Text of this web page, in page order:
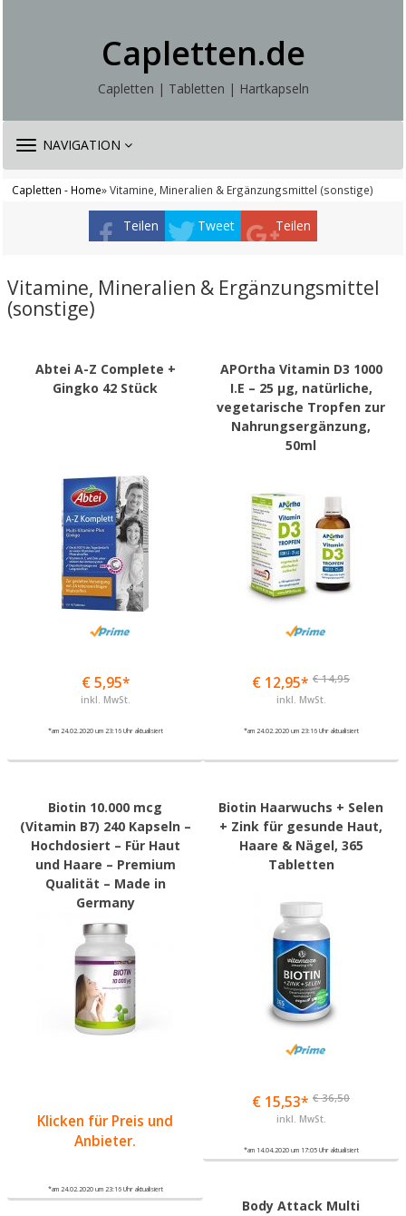
Capletten.de
Capletten | Tabletten | Hartkapseln
TOGGLE
NAVIGATION
Capletten - Home» Vitamine, Mineralien & Ergänzungsmittel (sonstige)
Teilen Tweet Teilen
Vitamine, Mineralien & Ergänzungsmittel
(sonstige)
Abtei A-Z Complete +
Gingko 42 Stück
€ 5,95*
inkl. MwSt.
*am 24.02.2020 um 23:16 Uhr aktualisiert
APOrtha Vitamin D3 1000
I.E – 25 µg, natürliche,
vegetarische Tropfen zur
Nahrungsergänzung,
50ml
€ 12,95* € 14,95
inkl. MwSt.
*am 24.02.2020 um 23:16 Uhr aktualisiert
Biotin 10.000 mcg
(Vitamin B7) 240 Kapseln –
Hochdosiert – Für Haut
und Haare – Premium
Qualität – Made in
Germany
Klicken für Preis und
Anbieter.
*am 24.02.2020 um 23:16 Uhr aktualisiert
Biotin Haarwuchs + Selen
+ Zink für gesunde Haut,
Haare & Nägel, 365
Tabletten
€ 15,53* € 36,50
inkl. MwSt.
*am 14.04.2020 um 17:05 Uhr aktualisiert
Body Attack Multi